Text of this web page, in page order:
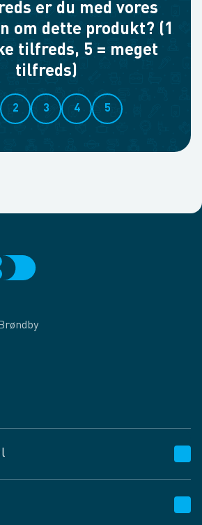
er du med vores
om dette produkt? (1
tilfreds, 5 = meget
tilfreds)
2 3 4 5